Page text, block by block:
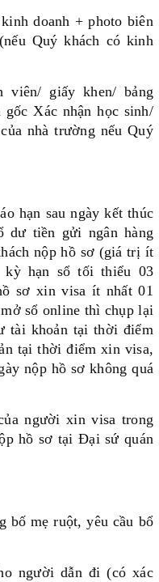
doanh + photo biên
Quý khách có kinh
viên/ giấy khen/ bảng
Xác nhận học sinh/
nhà trường nếu Quý
hạn sau ngày kết thúc
dư tiền gửi ngân hàng
nộp hồ sơ (giá trị ít
kỳ hạn sổ tối thiểu 03
sơ xin visa ít nhất 01
sổ online thì chụp lại
tài khoản tại thời điểm
tại thời điểm xin visa,
nộp hồ sơ không quá
người xin visa trong
hồ sơ tại Đại sứ quán
bố mẹ ruột, yêu cầu bổ
người dẫn đi (có xác